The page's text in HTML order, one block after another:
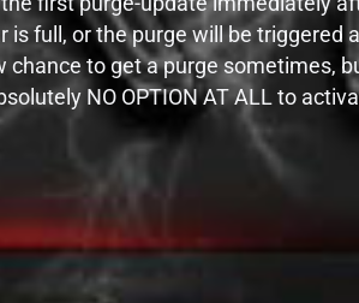
full, or the purge will be triggered
to get a purge sometimes,
NO OPTION AT ALL to